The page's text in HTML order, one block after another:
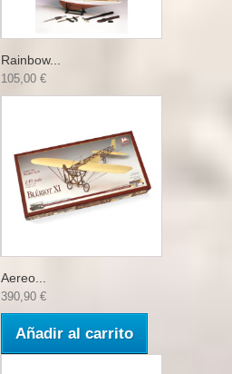
Rainbow...
105,00 €
Aereo...
390,90 €
Añadir al carrito